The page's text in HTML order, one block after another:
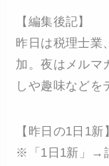
【編集後記】
昨日は税理士業
加。夜はメルマ
しや趣味などを
【昨日の1日1新】
※「1日1新」→